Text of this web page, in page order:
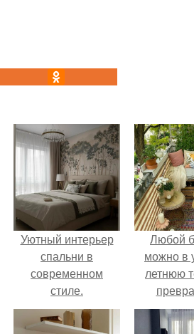
Уютный интерьер
спальни в
современном
стиле.
Любой
можно в
летнюю